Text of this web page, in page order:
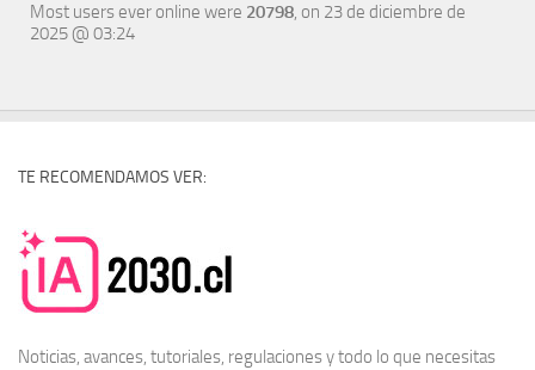
Most users ever online were 20798, on 23 de diciembre de
2025 @ 03:24
TE RECOMENDAMOS VER:
Noticias, avances, tutoriales, regulaciones y todo lo que necesitas